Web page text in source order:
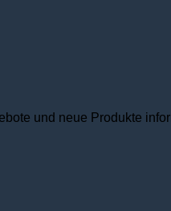
und neue Produkte